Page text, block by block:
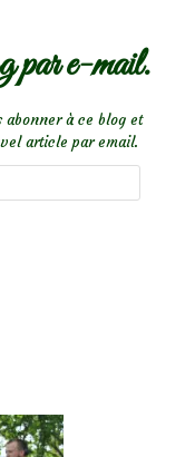
par e-mail.
abonner à ce blog et
article par email.